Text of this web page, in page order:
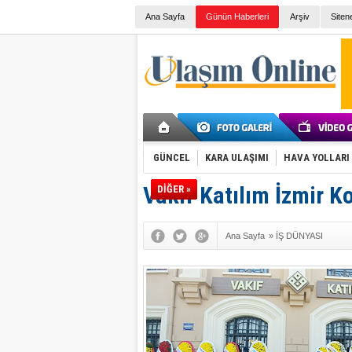
Ana Sayfa Günün Haberleri Arşiv
GÜNCEL KARA ULAŞIMI HAVA YOLLARI
DİĞER »
Vakıf Katılım İzmir
Ana Sayfa » İŞ DÜNYASI